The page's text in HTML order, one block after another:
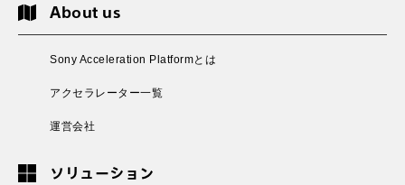
About us
Sony Acceleration Platformとは
アクセラレーター一覧
運営会社
ソリューション